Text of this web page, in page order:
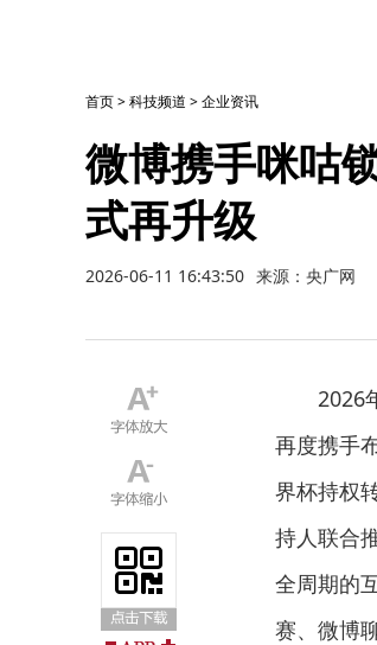
首页>科技频道 >企业资讯
微博携手咪咕
式再升级
2026-06-11 16:43:50 来源：央广网
2026
再度携手
界杯持权
持人联合
全周期的
赛、微博